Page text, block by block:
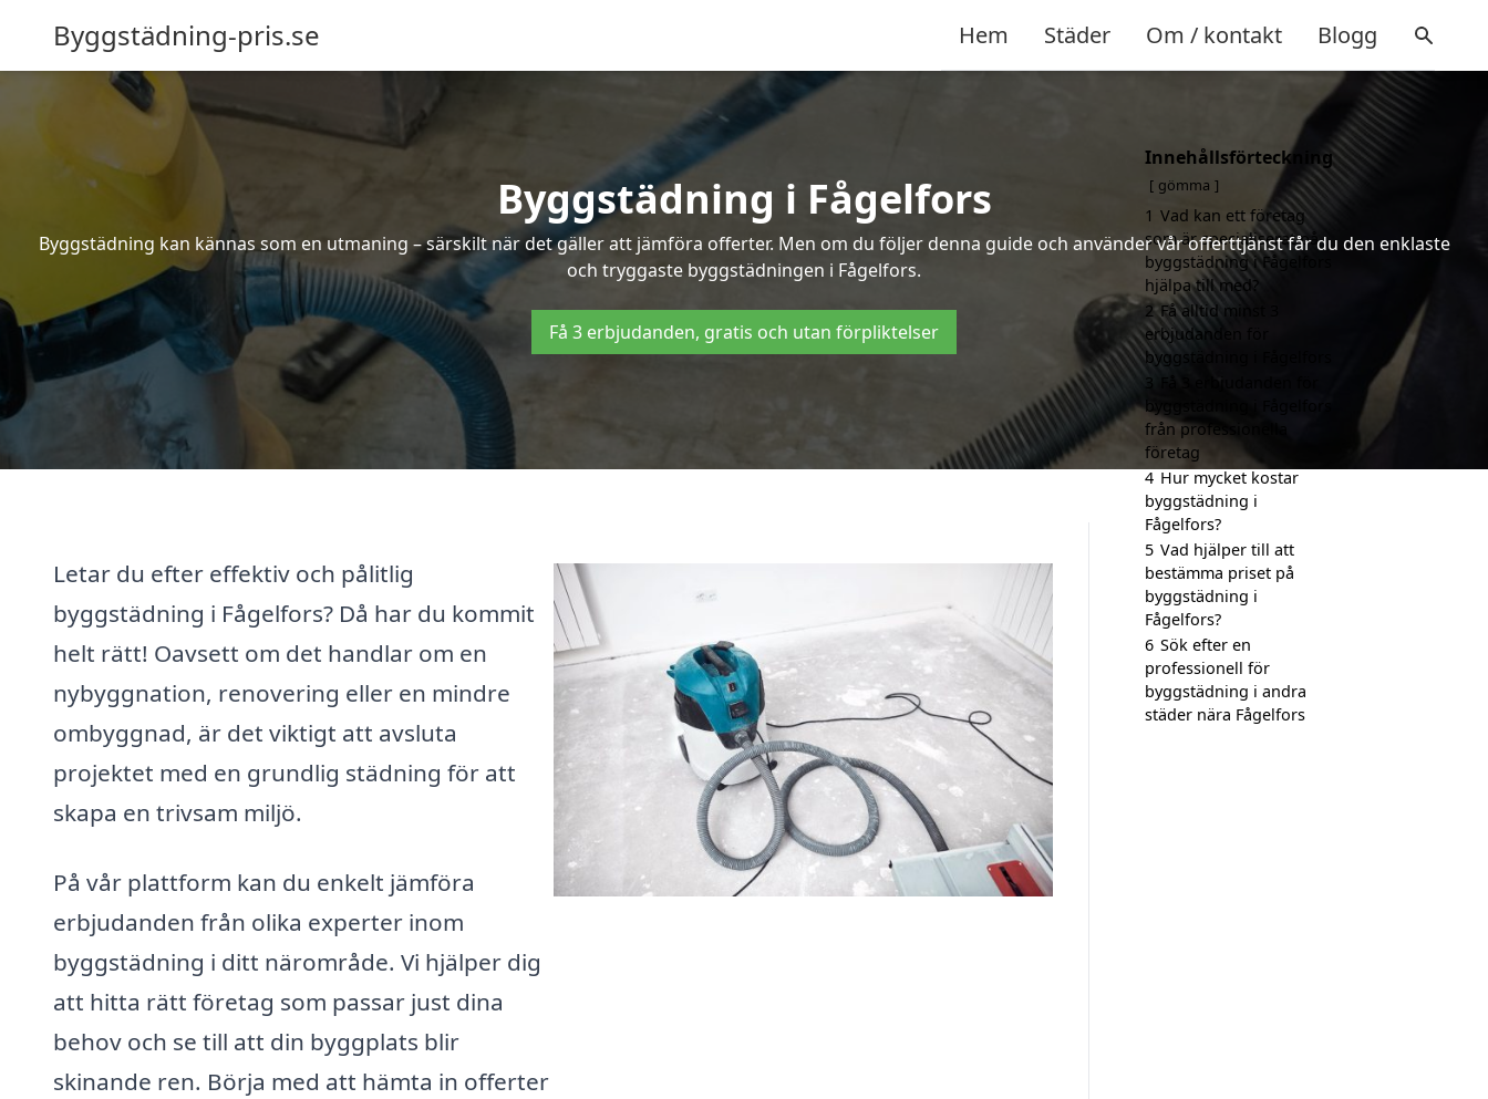
Byggstädning-pris.se Hem Städer Om / kontakt Blogg
Byggstädning i Fågelfors
Byggstädning kan kännas som en utmaning – särskilt när det gäller att jämföra offerter. Men om du följer denna guide och använder vår offerttjänst får du den enklaste
och tryggaste byggstädningen i Fågelfors.
Få 3 erbjudanden, gratis och utan förpliktelser
Letar du efter effektiv och pålitlig
byggstädning i Fågelfors? Då har du kommit
helt rätt! Oavsett om det handlar om en
nybyggnation, renovering eller en mindre
ombyggnad, är det viktigt att avsluta
projektet med en grundlig städning för att
skapa en trivsam miljö.
På vår plattform kan du enkelt jämföra
erbjudanden från olika experter inom
byggstädning i ditt närområde. Vi hjälper dig
att hitta rätt företag som passar just dina
behov och se till att din byggplats blir
skinande ren. Börja med att hämta in offerter
Innehållsförteckning
gömma
1 Vad kan ett företag
som är specialiserat på
byggstädning i Fågelfors
hjälpa till med?
2 Få alltid minst 3
erbjudanden för
byggstädning i Fågelfors
3
Få 3 erbjudanden för
byggstädning i Fågelfors
från professionella
företag
4 Hur mycket kostar
byggstädning i
Fågelfors?
5 Vad hjälper till att
bestämma priset på
byggstädning i
Fågelfors?
6 Sök efter en
professionell för
byggstädning i andra
städer nära Fågelfors